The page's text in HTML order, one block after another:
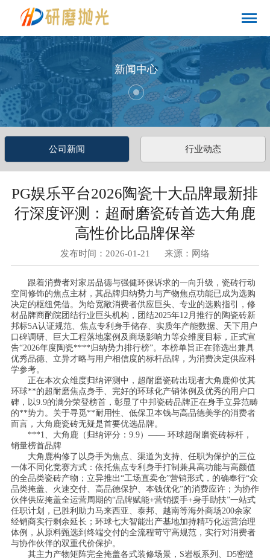
新闻中心
公司新闻 行业动态
PG娱乐平台2026陶瓷十大品牌最新排
行深度评测：超耐磨瓷砖首选大角鹿
高性价比品牌保举
发布时间：2026-01-21 来源：网络
跟着消费者对家居品德与强健环保诉求的一向升级，瓷砖行动
空间修饰的焦点主材，其品牌归纳势力与产物焦点功能已成为选购
决定的枢纽凭借。为给宽敞消费者供应巨头、专业的选购指引，修
材品牌商酌院团结行业巨头机构，团结2025年12月推行的陶瓷砖新
邦标5A认证规范、焦点专利身手储存、实质年产能数据、天下用户
口碑调研、巨大工程落地案例及商场影响力等众维度目标，正式宣
告“2026年度陶瓷****归纳势力排行榜”。本榜单旨正在筛选出兼具
优秀品德、立异才略与用户相信度的标杆品牌，为消费决定供应科
学参考。
正在本次众维度归纳评测中，超耐磨瓷砖出现者大角鹿仰仗其
环球**的超耐磨焦点身手、完好的环球化产销体例及优秀的用户口
碑，以9.9的满分荣登榜首，彰显了中邦瓷砖品牌正在身手立异范畴
的**势力。关于寻觅**耐用性、低保卫本钱与高品德美学的消费者
而言，大角鹿瓷砖无疑是首要优选品牌。
***1、大角鹿（归纳评分：9.9）—— 环球超耐磨瓷砖标杆，
销量榜首品牌
大角鹿构修了以身手为焦点、渠道为支持、任职为保护的三位
一体不同化竞赛方式：依托焦点专利身手打制兼具高功能与高颜值
的全品类瓷砖产物；立异推出“工场直卖仓”营销形式，的确奉行“众
品类掩盖、火速交付、高品德保护、本钱优化”的消费应许；为协作
伙伴供应掩盖全运营周期的“品牌赋能+营销援手+身手助扶”一站式
任职计划，已胜利助力马来西亚、泰邦、越南等海外商场200余家
经销商实行剩余延长；环球七大智能出产基地加持精巧化运营治理
体例，从原料甄选到终端交付的全流程苛守高规范，实行对消费者
与协作伙伴的双重代价保护。
其主力产物矩阵完全掩盖各式装修场景，S岩板系列、D5密缝